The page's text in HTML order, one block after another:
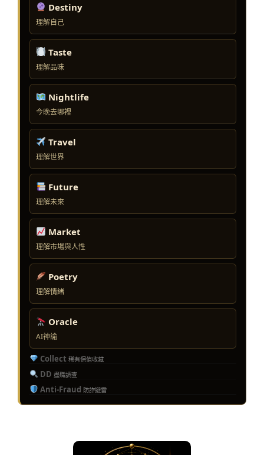
Destiny
理解自己
Taste
理解品味
Nightlife
今晚去哪裡
Travel
理解世界
Future
理解未來
Market
理解市場與人性
Poetry
理解情緒
Oracle
AI神諭
Collect 稀有保值收藏
DD 盡職調查
Anti-Fraud 防詐避雷